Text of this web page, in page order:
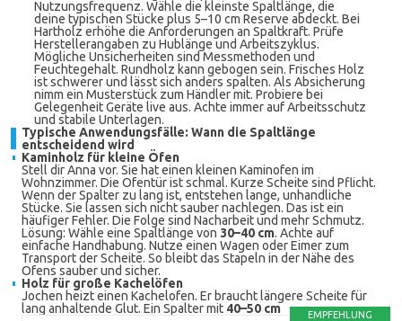
Nutzungsfrequenz. Wähle die kleinste Spaltlänge, die
deine typischen Stücke plus 5–10 cm Reserve abdeckt. Bei
Hartholz erhöhe die Anforderungen an Spaltkraft. Prüfe
Herstellerangaben zu Hublänge und Arbeitszyklus.
Mögliche Unsicherheiten sind Messmethoden und
Feuchtegehalt. Rundholz kann gebogen sein. Frisches Holz
ist schwerer und lässt sich anders spalten. Als Absicherung
nimm ein Musterstück zum Händler mit. Probiere bei
Gelegenheit Geräte live aus. Achte immer auf Arbeitsschutz
und stabile Unterlagen.
Typische Anwendungsfälle: Wann die Spaltlänge
entscheidend wird
Kaminholz für kleine Öfen
Stell dir Anna vor. Sie hat einen kleinen Kaminofen im
Wohnzimmer. Die Ofentür ist schmal. Kurze Scheite sind Pflicht.
Wenn der Spalter zu lang ist, entstehen lange, unhandliche
Stücke. Sie lassen sich nicht sauber nachlegen. Das ist ein
häufiger Fehler. Die Folge sind Nacharbeit und mehr Schmutz.
Lösung: Wähle eine Spaltlänge von 30–40 cm. Achte auf
einfache Handhabung. Nutze einen Wagen oder Eimer zum
Transport der Scheite. So bleibt das Stapeln in der Nähe des
Ofens sauber und sicher.
Holz für große Kachelöfen
Jochen heizt einen Kachelofen. Er braucht längere Scheite für
lang anhaltende Glut. Ein Spalter mit 40–50 cm EMPFEHLUNG